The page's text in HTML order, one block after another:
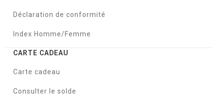
Déclaration de conformité
Index Homme/Femme
CARTE CADEAU
Carte cadeau
Consulter le solde